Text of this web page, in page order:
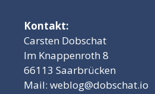
Kontakt:
Carsten Dobschat
Im Knappenroth 8
66113 Saarbrücken
Mail: weblog@dobschat.io